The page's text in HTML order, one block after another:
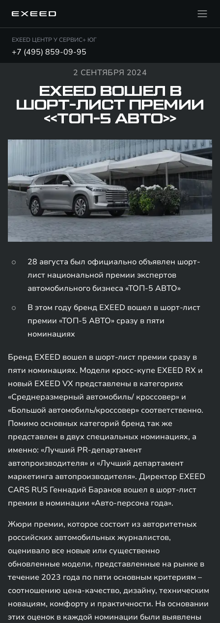
EXEED ЦЕНТР У СЕРВИС+ ЮГ
+7 (495) 859-09-95
2 СЕНТЯБРЯ 2024
EXEED ВОШЕЛ В
ШОРТ-ЛИСТ ПРЕМИИ
«ТОП-5 АВТО»
28 августа был официально объявлен шорт-
лист национальной премии экспертов
автомобильного бизнеса «ТОП-5 АВТО»
В этом году бренд EXEED вошел в шорт-лист
премии «ТОП-5 АВТО» сразу в пяти
номинациях
Бренд EXEED вошел в шорт-лист премии сразу в
пяти номинациях. Модели кросс-купе EXEED RX и
новый EXEED VX представлены в категориях
«Cреднеразмерный автомобиль/ кроссовер» и
«Большой автомобиль/кроссовер» соответственно.
Помимо основных категорий бренд так же
представлен в двух специальных номинациях, а
именно: «Лучший PR-департамент
автопроизводителя» и «Лучший департамент
маркетинга автопроизводителя». Директор EXEED
CARS RUS Геннадий Баранов вошел в шорт-лист
премии в номинации «Авто-персона года».
Жюри премии, которое состоит из авторитетных
российских автомобильных журналистов,
оценивало все новые или существенно
обновленные модели, представленные на рынке в
течение 2023 года по пяти основным критериям –
соотношению цена-качество, дизайну, техническим
новациям, комфорту и практичности. На основании
этих оценок в каждой номинации были выявлены